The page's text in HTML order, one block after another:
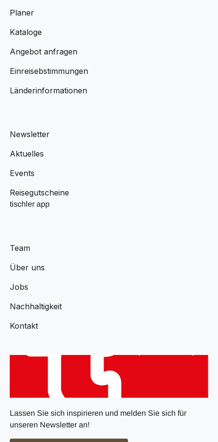
Planer
Kataloge
Angebot anfragen
Einreisebstimmungen
Länderinformationen
Newsletter
Aktuelles
Events
Reisegutscheine
tischler app
Team
Über uns
Jobs
Nachhaltigkeit
Kontakt
Lassen Sie sich inspirieren und melden Sie sich für
unseren Newsletter an!